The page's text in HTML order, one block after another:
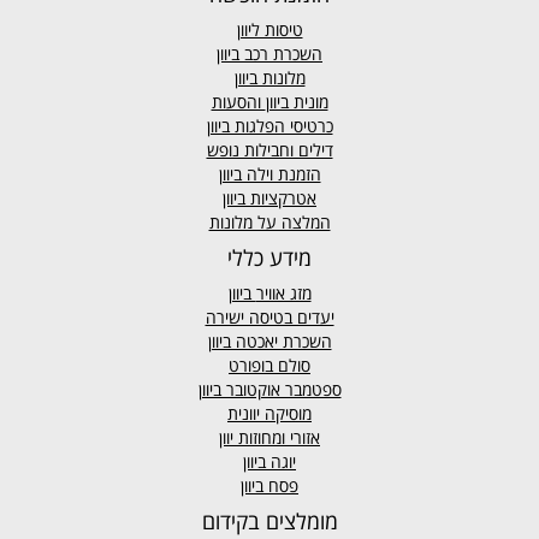
טיסות ליוון
השכרת רכב ביוון
מלונות ביוון
מונית ביוון והסעות
כרטיסי הפלגות ביוון
דילים וחבילות נופש
הזמנת וילה ביוון
אטרקציות ביוון
המלצה על מלונות
מידע כללי
מזג אוויר ביוון
יעדים בטיסה ישירה
השכרת יאכטה ביוון
סולם בופורט
ספטמבר אוקטובר ביוון
מוסיקה יוונית
אזורי ומחוזות יוון
יוגה ביוון
פסח ביוון
מומלצים בקידום